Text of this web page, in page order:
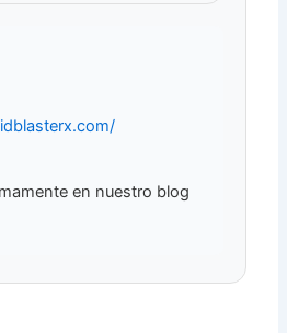
en nuestro blog